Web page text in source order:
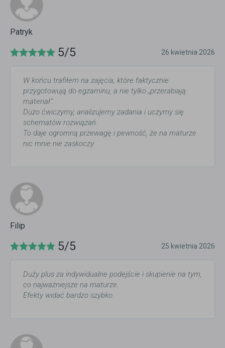
Patryk
5/5 26 kwietnia 2026
W końcu trafiłem na zajęcia, które faktycznie
przygotowują do egzaminu, a nie tylko „przerabiają
materiał”.
Dużo ćwiczymy, analizujemy zadania i uczymy się
schematów rozwiązań.
To daje ogromną przewagę i pewność, że na maturze
nic mnie nie zaskoczy
Filip
5/5 25 kwietnia 2026
Duży plus za indywidualne podejście i skupienie na tym,
co najważniejsze na maturze.
Efekty widać bardzo szybko